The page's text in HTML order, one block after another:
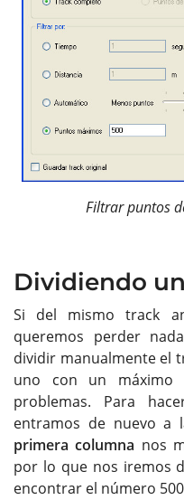
Filtrar puntos
Dividiendo
Si del mismo track
queremos perder
dividir manualmente el
uno con un máximo
problemas. Para
entramos de nuevo a
primera columna nos
por lo que nos iremos
encontrar el número